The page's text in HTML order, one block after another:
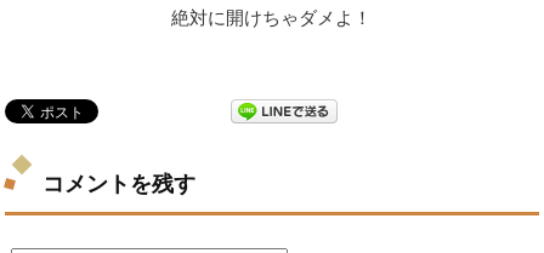
絶対に開けちゃダメよ！
コメントを残す